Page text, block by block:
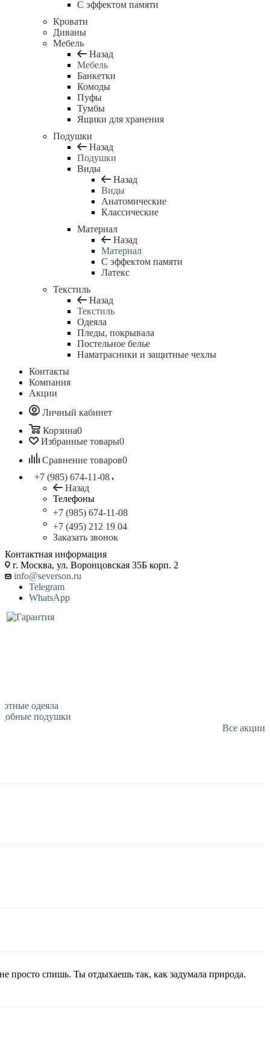
С эффектом памяти
Кровати
Диваны
Мебель
Назад
Мебель
Банкетки
Комоды
Пуфы
Тумбы
Ящики для хранения
Подушки
Назад
Подушки
Виды
Назад
Виды
Анатомические
Классические
Материал
Назад
Материал
С эффектом памяти
Латекс
Текстиль
Назад
Текстиль
Одеяла
Пледы, покрывала
Постельное белье
Наматрасники и защитные чехлы
Контакты
Компания
Акции
Личный кабинет
Корзина0
Избранные товары0
Сравнение товаров0
+7 (985) 674-11-08
Назад
Телефоны
+7 (985) 674-11-08
+7 (495) 212 19 04
Заказать звонок
Контактная информация
г. Москва, ул. Воронцовская 35Б корп. 2
info@severson.ru
Telegram
WhatsApp
одеяла
подушки
Все акции
просто спишь. Ты отдыхаешь так, как задумала природа.